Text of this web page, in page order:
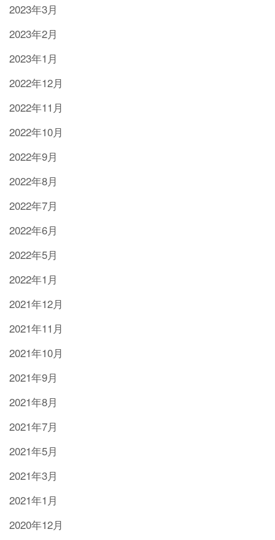
2023年3月
2023年2月
2023年1月
2022年12月
2022年11月
2022年10月
2022年9月
2022年8月
2022年7月
2022年6月
2022年5月
2022年1月
2021年12月
2021年11月
2021年10月
2021年9月
2021年8月
2021年7月
2021年5月
2021年3月
2021年1月
2020年12月